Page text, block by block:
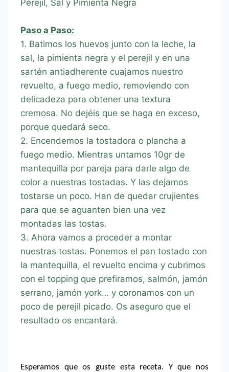
Perejil, Sal y Pimienta Negra
Paso a Paso:
1. Batimos los huevos junto con la leche, la
sal, la pimienta negra y el perejil y en una
sartén antiadherente cuajamos nuestro
revuelto, a fuego medio, removiendo con
delicadeza para obtener una textura
cremosa. No dejéis que se haga en exceso,
porque quedará seco.
2. Encendemos la tostadora o plancha a
fuego medio. Mientras untamos 10gr de
mantequilla por pareja para darle algo de
color a nuestras tostadas. Y las dejamos
tostarse un poco. Han de quedar crujientes
para que se aguanten bien una vez
montadas las tostas.
3. Ahora vamos a proceder a montar
nuestras tostas. Ponemos el pan tostado con
la mantequilla, el revuelto encima y cubrimos
con el topping que prefiramos, salmón, jamón
serrano, jamón york… y coronamos con un
poco de perejil picado. Os aseguro que el
resultado os encantará.​
Esperamos que os guste esta receta. Y que nos